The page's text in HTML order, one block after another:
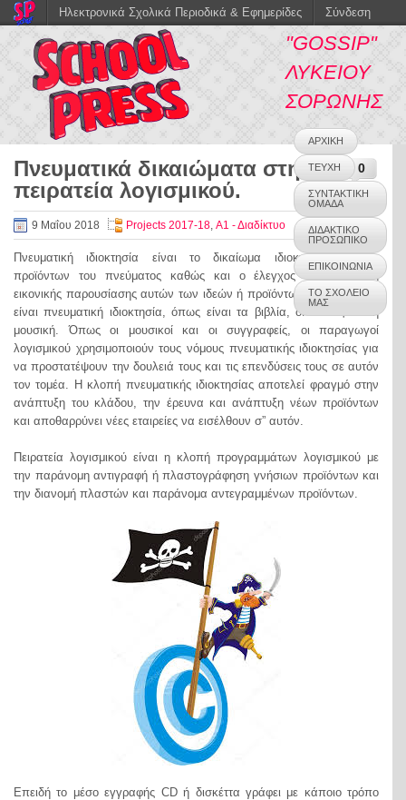
"GOSSIP"
ΛΥΚΕΙΟΥ
ΣΟΡΩΝΗΣ
ΑΡΧΙΚΗ
ΤΕΥΧΗ
ΣΥΝΤΑΚΤΙΚΗ
ΟΜΑΔΑ
ΔΙΔΑΚΤΙΚΟ
ΠΡΟΣΩΠΙΚΟ
ΕΠΙΚΟΙΝΩΝΙΑ
ΤΟ ΣΧΟΛΕΙΟ
ΜΑΣ
0
Πνευματικά δικαιώματα στην
πειρατεία λογισμικού.
9 Μαΐου 2018 Projects 2017-18, Α1 - Διαδίκτυο
Πνευματική ιδιοκτησία είναι το δικαίωμα ιδιοκτησίας ιδεών,
προϊόντων του πνεύματος καθώς και ο έλεγχος της υλικής ή
εικονικής παρουσίασης αυτών των ιδεών ή προϊόντων. Το λογισμικό
είναι πνευματική ιδιοκτησία, όπως είναι τα βιβλία, οι ταινίες και η
μουσική. Όπως οι μουσικοί και οι συγγραφείς, οι παραγωγοί
λογισμικού χρησιμοποιούν τους νόμους πνευματικής ιδιοκτησίας για
να προστατέψουν την δουλειά τους και τις επενδύσεις τους σε αυτόν
τον τομέα. Η κλοπή πνευματικής ιδιοκτησίας αποτελεί φραγμό στην
ανάπτυξη του κλάδου, την έρευνα και ανάπτυξη νέων προϊόντων
και αποθαρρύνει νέες εταιρείες να εισέλθουν σ” αυτόν.
Πειρατεία λογισμικού είναι η κλοπή προγραμμάτων λογισμικού με
την παράνομη αντιγραφή ή πλαστογράφηση γνήσιων προϊόντων και
την διανομή πλαστών και παράνομα αντεγραμμένων προϊόντων.
Επειδή το μέσο εγγραφής CD ή δισκέττα γράφει με κάποιο τρόπο
Ηλεκτρονικά Σχολικά Περιοδικά & Εφημερίδες Σύνδεση